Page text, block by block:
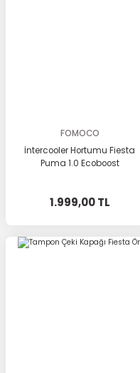
FOMOCO
İntercooler Hortumu Fiesta
Puma 1.0 Ecoboost
1.999,00 TL